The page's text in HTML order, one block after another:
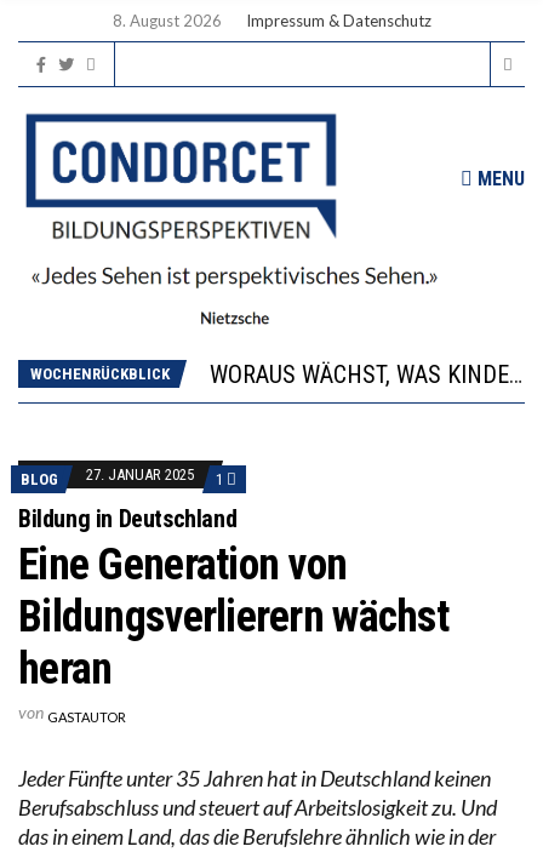
8. August 2026 Impressum & Datenschutz
MENU
WOCHENRÜCKBLICK
“WIR BEOBACHTEN EINEN REGELRECHTEN STURZFLUG BEI DEN LERNLEISTUNGEN”
DIE VERSTÄRKTE HARMONISIERUNG IM SCHULWESEN VERRINGERT DAS INNOVATIONSPOTENZIAL
BLOG 27. JANUAR 2025 1
Bildung in Deutschland
Eine Generation von
Bildungsverlierern wächst
heran
von GASTAUTOR
Jeder Fünfte unter 35 Jahren hat in Deutschland keinen
Berufsabschluss und steuert auf Arbeitslosigkeit zu. Und
das in einem Land, das die Berufslehre ähnlich wie in der